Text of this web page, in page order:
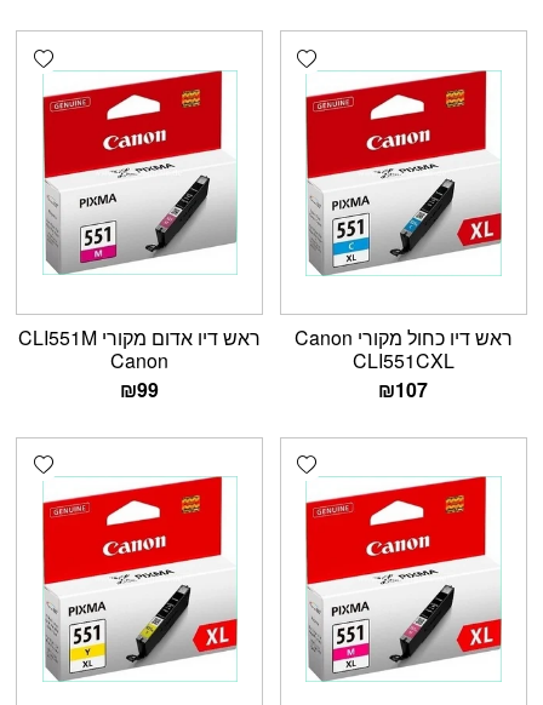
Add wishlist
ראש דיו כחול מקורי Canon
CLI551CXL
₪107
ראש דיו אדום מקורי CLI551M
Canon
₪99
Add wishlist